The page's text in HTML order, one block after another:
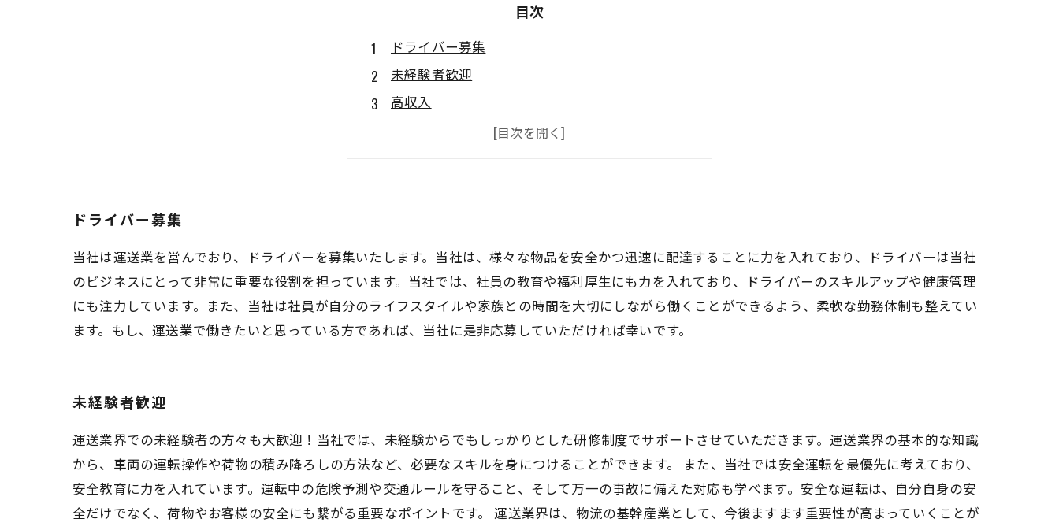
目次
ドライバー募集
未経験者歓迎
高収入
ドライバー募集
当社は運送業を営んでおり、ドライバーを募集いたします。当社は、様々な物品を安全かつ迅速に配達することに力を入れており、ドライバーは当社
のビジネスにとって非常に重要な役割を担っています。当社では、社員の教育や福利厚生にも力を入れており、ドライバーのスキルアップや健康管理
にも注力しています。また、当社は社員が自分のライフスタイルや家族との時間を大切にしながら働くことができるよう、柔軟な勤務体制も整えてい
ます。もし、運送業で働きたいと思っている方であれば、当社に是非応募していただければ幸いです。
未経験者歓迎
運送業界での未経験者の方々も大歓迎！当社では、未経験からでもしっかりとした研修制度でサポートさせていただきます。運送業界の基本的な知識
から、車両の運転操作や荷物の積み降ろしの方法など、必要なスキルを身につけることができます。 また、当社では安全運転を最優先に考えており、
安全教育に力を入れています。運転中の危険予測や交通ルールを守ること、そして万一の事故に備えた対応も学べます。安全な運転は、自分自身の安
全だけでなく、荷物やお客様の安全にも繋がる重要なポイントです。 運送業界は、物流の基幹産業として、今後ますます重要性が高まっていくことが